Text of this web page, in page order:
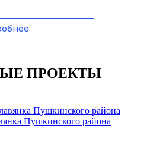
ПРОЕКТЫ
Пушкинского района